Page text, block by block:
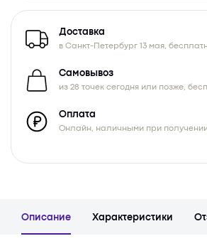
Доставка
в Санкт-Петербург 13 мая,
Самовывоз
из 28 точек сегодня или позже,
Оплата
Онлайн, наличными при
Описание Характеристики